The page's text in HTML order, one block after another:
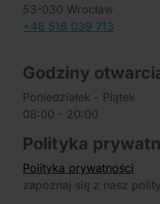
53-030 Wrocław
+48 516 039 713
Godziny
Poniedziałek - Piątek
08:00 - 20:00
Polityka
Polityka prywatności
zapoznaj się z nasz